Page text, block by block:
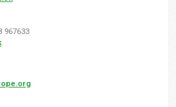
967633